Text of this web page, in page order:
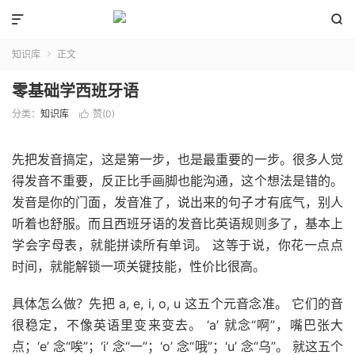


知识库  正文
零基础学西班牙语
分类： 知识库  赞(0)
先把发音搞定，这是第一步，也是最重要的一步。很多人觉
得发音不重要，反正比手画脚也能沟通，这个想法是错的。
发音是你的门面，发音准了，说出来的句子才有底气，别人
听着也舒服。而且西班牙语的发音比英语规则多了，基本上
学会字母表，就能拼读所有单词。 这等于说，你花一点点
时间，就能解锁一项关键技能，性价比很高。
具体怎么做？先把 a, e, i, o, u 这五个元音念准。 它们的音
很稳定，不像英语里变来变去。 ‘a’ 就念“啊”，嘴巴张大
点；‘e’ 念“唉”；‘i’ 念“一”；‘o’ 念“哦”；‘u’ 念“乌”。 就这五个